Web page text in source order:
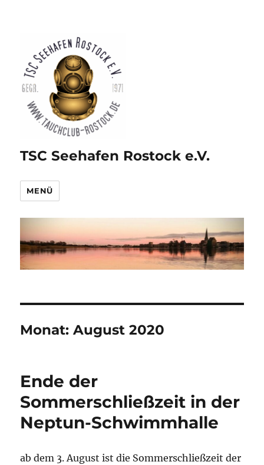
TSC Seehafen Rostock e.V.
MENÜ
Monat:August 2020
Ende der
Sommerschließzeit in der
Neptun-Schwimmhalle
ab dem 3. August ist die Sommerschließzeit der